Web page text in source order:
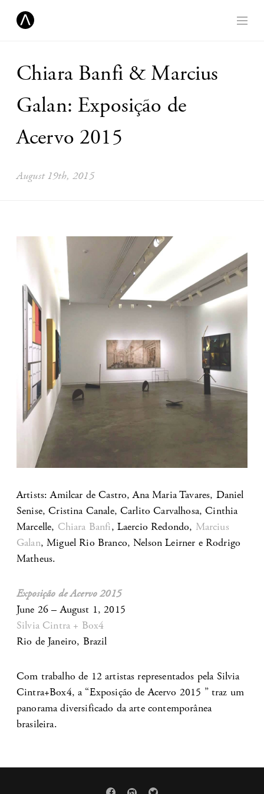
Chiara Banfi & Marcius
Galan: Exposição de
Acervo 2015
August 19th, 2015
Artists: Amilcar de Castro, Ana Maria Tavares, Daniel
Senise, Cristina Canale, Carlito Carvalhosa, Cinthia
Marcelle, Chiara Banfi, Laercio Redondo, Marcius
Galan, Miguel Rio Branco, Nelson Leirner e Rodrigo
Matheus.
Exposição de Acervo 2015
June 26 – August 1, 2015
Silvia Cintra + Box4
Rio de Janeiro, Brazil
Com trabalho de 12 artistas representados pela Silvia
Cintra+Box4, a “Exposição de Acervo 2015 ” traz um
panorama diversificado da arte contemporânea
brasileira.